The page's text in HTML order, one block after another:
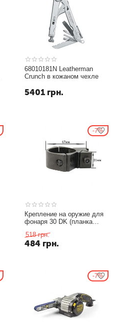
68010181N Leatherman
Crunch в кожаном чехле
5401 грн.
7%
Крепление на оружие для
фонаря 30 DK (планка
518 грн.
484 грн.
7%